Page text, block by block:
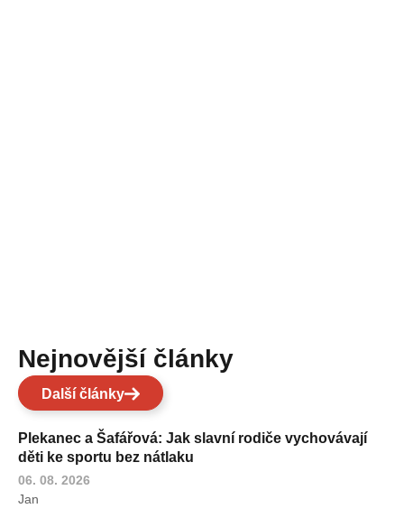
Nejnovější články
Další články
Plekanec a Šafářová: Jak slavní rodiče vychovávají
děti ke sportu bez nátlaku
06. 08. 2026
Jan